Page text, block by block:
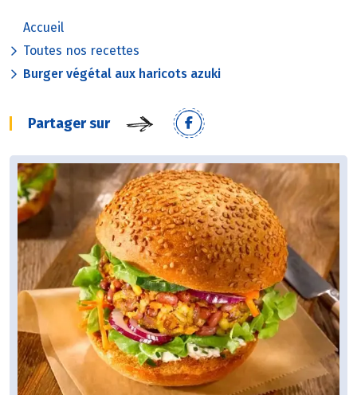
Accueil
Toutes nos recettes
Burger végétal aux haricots azuki
Partager sur